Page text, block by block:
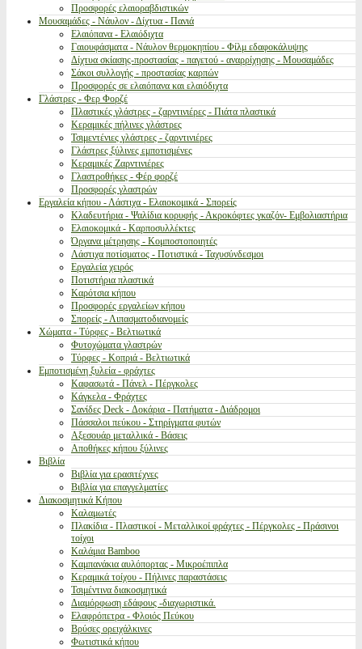
Προσφορές ελαιοραβδιστικών
Μουσαμάδες - Νάυλον - Δίχτυα - Πανιά
Ελαιόπανα - Ελαιόδιχτα
Γαιουφάσματα - Νάυλον θερμοκηπίου - Φίλμ εδαφοκάλυψης
Δίχτυα σκίασης-προστασίας - παγετού - αναρρίχησης - Μουσαμάδες
Σάκοι συλλογής - προστασίας καρπών
Προσφορές σε ελαιόπανα και ελαιόδιχτα
Γλάστρες - Φερ Φορζέ
Πλαστικές γλάστρες - ζαρντινιέρες - Πιάτα πλαστικά
Κεραμικές πήλινες γλάστρες
Τσιμεντένιες γλάστρες - ζαρντινιέρες
Γλάστρες ξύλινες εμποτισμένες
Κεραμικές Ζαρντινιέρες
Γλαστροθήκες - Φέρ φορζέ
Προσφορές γλαστρών
Εργαλεία κήπου - Λάστιχα - Ελαιοκομικά - Σπορείς
Κλαδευτήρια - Ψαλίδια κορυφής - Ακροκόφτες γκαζόν- Εμβολιαστήρια
Ελαιοκομικά - Καρποσυλλέκτες
Όργανα μέτρησης - Κομποστοποιητές
Λάστιχα ποτίσματος - Ποτιστικά - Ταχυσύνδεσμοι
Εργαλεία χειρός
Ποτιστήρια πλαστικά
Καρότσια κήπου
Προσφορές εργαλείων κήπου
Σπορείς - Λιπασματοδιανομείς
Χώματα - Τύρφες - Βελτιωτικά
Φυτοχώματα γλαστρών
Τύρφες - Κοπριά - Βελτιωτικά
Εμποτισμένη ξυλεία - φράχτες
Καφασωτά - Πάνελ - Πέργκολες
Κάγκελα - Φράχτες
Σανίδες Deck - Δοκάρια - Πατήματα - Διάδρομοι
Πάσσαλοι πεύκου - Στηρίγματα φυτών
Αξεσουάρ μεταλλικά - Βάσεις
Αποθήκες κήπου ξύλινες
Βιβλία
Βιβλία για ερασιτέχνες
Βιβλία για επαγγελματίες
Διακοσμητικά Κήπου
Καλαμωτές
Πλακίδια - Πλαστικοί - Μεταλλικοί φράχτες - Πέργκολες - Πράσινοι
τοίχοι
Καλάμια Bamboo
Καμπανάκια αυλόπορτας - Μικροέπιπλα
Κεραμικά τοίχου - Πήλινες παραστάσεις
Τσιμέντινα διακοσμητικά
Διαμόρφωση εδάφους -διαχωριστικά.
Ελαφρόπετρα - Φλοιός Πεύκου
Βρύσες ορειχάλκινες
Φωτιστικά κήπου